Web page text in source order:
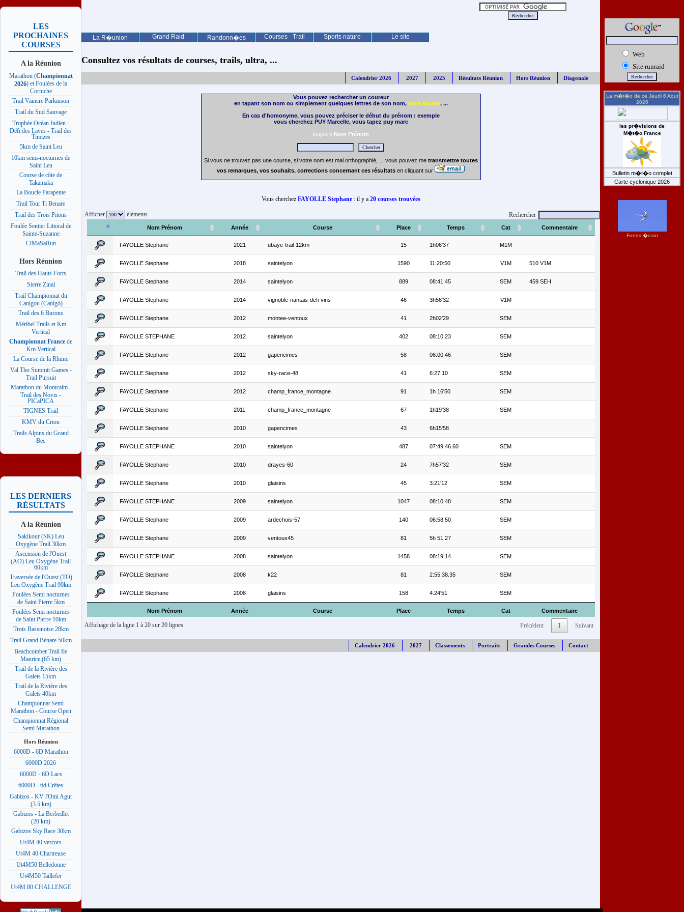
La R�union Grand Raid Randonn�es Courses - Trail Sports nature Le site
LES
PROCHAINES
COURSES
A la Réunion
Marathon (Championnat
2026) et Foulées de la
Corniche
Trail Vaincre Parkinson
Trail du Sud Sauvage
Trophée Océan Indien -
Défi des Laves - Trail des
Timizes
5km de Saint Leu
10km semi-nocturnes de
Saint Leu
Course de côte de
Takamaka
La Boucle Parapente
Trail Tour Ti Benare
Trail des Trois Pitons
Foulée Sentier Littoral de
Sainte-Suzanne
CiMaSaRun
Hors Réunion
Trail des Hauts Forts
Sierre Zinal
Trail Championnat du
Canigou (Canigó)
Trail des 6 Burons
Méribel Trails et Km
Vertical
Championnat France de
Km Vertical
La Course de la Rhune
Val Tho Summit Games -
Trail Pursuit
Marathon du Montcalm -
Trail des Novis -
PICaPICA
TIGNES Trail
KMV du Criou
Trails Alpins du Grand
Bec
LES DERNIERS
RÉSULTATS
A la Réunion
Sakikour (SK) Leu
Oxygène Trail 30km
Ascension de l'Ouest
(AO) Leu Oxygène Trail
60km
Traversée de l'Ouest (TO)
Leu Oxygène Trail 90km
Foulées Semi nocturnes
de Saint Pierre 5km
Foulées Semi nocturnes
de Saint Pierre 10km
Trois Bassinoise 28km
Trail Grand Bénare 50km
Beachcomber Trail Ile
Maurice (65 km)
Trail de la Rivière des
Galets 15km
Trail de la Rivière des
Galets 40km
Championnat Semi
Marathon - Course Open
Championnat Régional
Semi Marathon
Hors Réunion
6000D - 6D Marathon
6000D 2026
6000D - 6D Lacs
6000D - 6d Crêtes
Gabizos - KV l'Omi Agut
(3.5 km)
Gabizos - La Berbeillet
(20 km)
Gabizos Sky Race 30km
Ut4M 40 vercors
Ut4M 40 Chartreuse
Ut4M50 Belledonne
Ut4M50 Taillefer
Ut4M 80 CHALLENGE
Consultez vos résultats de courses, trails, ultra, ...
Calendrier 2026 2027 2025 Résultats Réunion Hors Réunion Diagonale
Vous pouvez rechercher un coureur
en tapant son nom ou simplement quelques lettres de son nom, sans accent, ...
En cas d'homonyme, vous pouvez préciser le début du prénom : exemple
vous cherchez PUY Marcelle, vous tapez puy marc
toujours Nom Prénom
Si vous ne trouvez pas une course, si votre nom est mal orthographié, ... vous pouvez me transmettre toutes
vos remarques, vos souhaits, corrections concernant ces résultats en cliquant sur
Vous cherchez FAYOLLE Stephane: il y a 20 courses trouvées
Afficher éléments Rechercher
Nom Prénom Année Course Place Temps Cat Commentaire
Nom Prénom Année Course Place Temps Cat Commentaire
FAYOLLE Stephane 2021 ubaye-trail-12km 15 1h06'37 M1M
FAYOLLE Stephane 2018 saintelyon 1590 11:20:50 V1M 510 V1M
FAYOLLE Stephane 2014 saintelyon 889 08:41:45 SEM 459 SEH
FAYOLLE Stephane 2014 vignoble-nantais-defi-vins 46 3h56'32 V1M
FAYOLLE Stephane 2012 montee-ventoux 41 2h02'29 SEM
FAYOLLE STEPHANE 2012 saintelyon 402 08:10:23 SEM
FAYOLLE Stephane 2012 gapencimes 58 06:00:46 SEM
FAYOLLE Stephane 2012 sky-race-48 41 6:27:10 SEM
FAYOLLE Stephane 2012 champ_france_montagne 91 1h 16'50 SEM
FAYOLLE Stephane 2011 champ_france_montagne 67 1h19'38 SEM
FAYOLLE Stephane 2010 gapencimes 43 6h15'58
FAYOLLE STEPHANE 2010 saintelyon 487 07:49:46.60 SEM
FAYOLLE Stephane 2010 drayes-60 24 7h57'32 SEM
FAYOLLE Stephane 2010 glaisins 45 3:21'12 SEM
FAYOLLE STEPHANE 2009 saintelyon 1047 08:10:48 SEM
FAYOLLE Stephane 2009 ardechois-57 140 06:58:50 SEM
FAYOLLE Stephane 2009 ventoux45 81 5h 51 27 SEM
FAYOLLE STEPHANE 2008 saintelyon 1458 08:19:14 SEM
FAYOLLE Stephane 2008 k22 81 2:55:38.35 SEM
FAYOLLE Stephane 2008 glaisins 158 4:24'51 SEM
Affichage de la ligne 1 à 20 sur 20 lignes Précédent 1 Suivant
Calendrier 2026 2027 Classements Portraits Grandes Courses Contact
Web
Site runraid
La m�t�o de ce Jeudi 6 Aout
2026
les pr�visions de
M�t�o France
Bulletin m�t�o complet
Carte cyclonique 2026
Fonds �cran